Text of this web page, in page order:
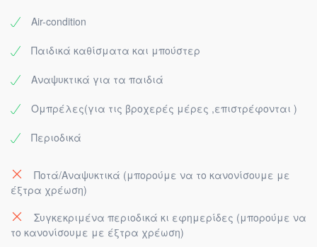
Air-condition
Παιδικά καθίσματα και μπούστερ
Αναψυκτικά για τα παιδιά
Ομπρέλες(για τις βροχερές μέρες ,επιστρέφονται )
Περιοδικά
Ποτά/Αναψυκτικά (μπορούμε να το κανονίσουμε με
έξτρα χρέωση)
Συγκεκριμένα περιοδικά κι εφημερίδες (μπορούμε να
το κανονίσουμε με έξτρα χρέωση)